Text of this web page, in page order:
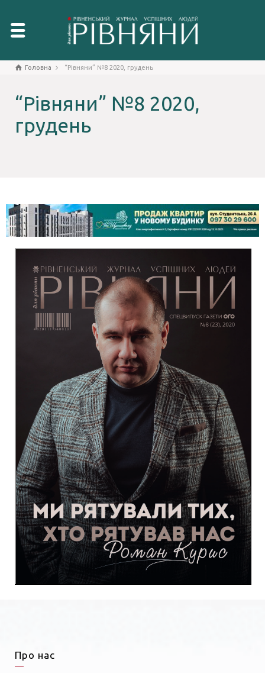
Головна “Рівняни” №8 2020, грудень
“Рівняни” №8 2020,
грудень
Про нас